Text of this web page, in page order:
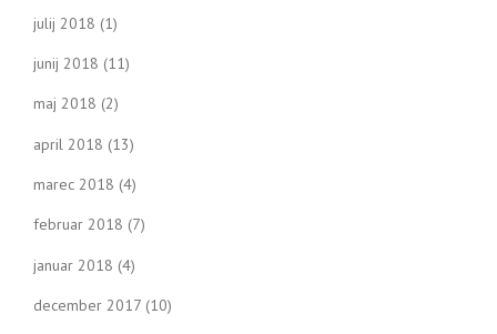
julij 2018 (1)
junij 2018 (11)
maj 2018 (2)
april 2018 (13)
marec 2018 (4)
februar 2018 (7)
januar 2018 (4)
december 2017 (10)